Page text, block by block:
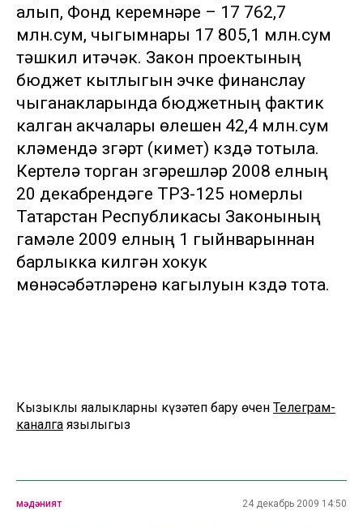
алып, Фонд керемнәре – 17 762,7
млн.сум, чыгымнары 17 805,1 млн.сум
тәшкил итәчәк. Закон проектының
бюджет кытлыгын эчке финанслау
чыганакларында бюджетның фактик
калган акчалары өлешен 42,4 млн.сум
күләмендә үзгәртү (киметү) күздә тотыла.
Кертелә торган үзгәрешләр 2008 елның
20 декабрендәге ТРЗ-125 номерлы
Татарстан Республикасы Законының
гамәле 2009 елның 1 гыйнварыннан
барлыкка килгән хокук
мөнәсәбәтләренә кагылуын күздә тота.
Кызыклы яңалыкларны күзәтеп бару өчен Телеграм-
каналга язылыгыз
мәдәният 24 декабрь 2009 14:50